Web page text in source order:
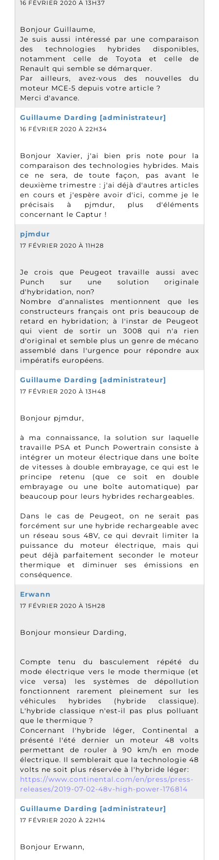
16 FÉVRIER 2020 À 13H37
Bonjour Guillaume,
Je suis aussi intéressé par une comparaison
des technologies hybrides disponibles,
notamment celle de Toyota et celle de
Renault qui semble se démarquer.
Par ailleurs, avez-vous des nouvelles du
moteur MCE-5 depuis votre article ?
Merci d'avance.
Guillaume Darding [administrateur]
16 FÉVRIER 2020 À 22H34
Bonjour Xavier, j'ai bien pris note pour la
comparaison des technologies hybrides. Mais
ce ne sera, de toute façon, pas avant le
deuxième trimestre : j'ai déjà d'autres articles
en cours et j'espère avoir d'ici, comme je le
précisais à pjmdur, plus d'éléments
concernant le Captur !
pjmdur
17 FÉVRIER 2020 À 11H28
Je crois que Peugeot travaille aussi avec
Punch sur une solution originale
d'hybridation, non?
Nombre d’annalistes mentionnent que les
constructeurs français ont pris beaucoup de
retard en hybridation; à l'instar de Peugeot
qui vient de sortir un 3008 qui n'a rien
d'original et semble plus un genre de mécano
assemblé dans l'urgence pour répondre aux
impératifs européens.
Guillaume Darding [administrateur]
17 FÉVRIER 2020 À 13H48
Bonjour pjmdur,
à ma connaissance, la solution sur laquelle
travaille PSA et Punch Powertrain consiste à
intégrer un moteur électrique dans une boîte
de vitesses à double embrayage, ce qui est le
principe retenu (que ce soit en double
embrayage ou une boîte automatique) par
beaucoup pour leurs hybrides rechargeables.
Dans le cas de Peugeot, on ne serait pas
forcément sur une hybride rechargeable avec
un réseau sous 48V, ce qui devrait limiter la
puissance du moteur électrique, mais qui
peut déjà parfaitement seconder le moteur
thermique et diminuer ses émissions en
conséquence.
Erwann
17 FÉVRIER 2020 À 15H28
Bonjour monsieur Darding,
Compte tenu du basculement répété du
mode électrique vers le mode thermique (et
vice versa) les systèmes de dépollution
fonctionnent rarement pleinement sur les
véhicules hybrides (hybride classique).
L'hybride classique n'est-il pas plus polluant
que le thermique ?
Concernant l'hybride léger, Continental a
présenté l'été dernier un moteur 48 volts
permettant de rouler à 90 km/h en mode
électrique. Il semblerait que la technologie 48
volts ne soit plus réservée à l'hybride léger:
https://www.continental.com/en/press/press-
releases/2019-07-02-48v-high-power-176814
Guillaume Darding [administrateur]
17 FÉVRIER 2020 À 22H14
Bonjour Erwann,